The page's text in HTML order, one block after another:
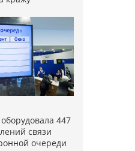
447
связи
очереди